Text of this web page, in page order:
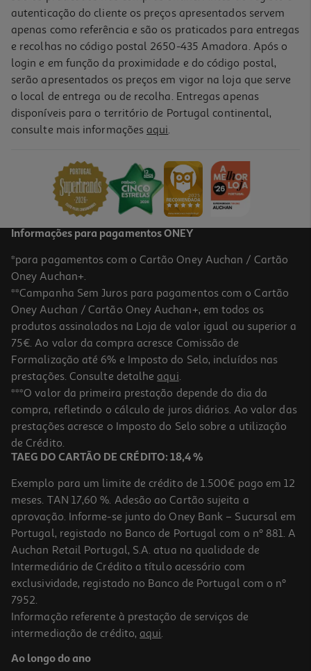
Refrigerante S/gás Auchan Ananás 1.5l
+0,10 € Depósito
-20%
Refrigerante S/ Gás Frutis Laranja 1.5l (sdr)
1.06 €/Lt
Price reduced from
1,99 €to
1,59 €
Promoção
-32%
Refrigerantes Sem Gás B! Maça 1.5l (sdr)
0.86 €/Lt
autenticação do cliente os preços apresentados servem
apenas como referência e são os praticados para entregas
e recolhas no código postal 2650-435 Amadora. Após o
login e em função da proximidade e do código postal,
serão apresentados os preços em vigor na loja que serve
o local de entrega ou de recolha. Entregas apenas
disponíveis para o território de Portugal continental,
consulte mais informações aqui.
Informações para pagamentos ONEY
*para pagamentos com o Cartão Oney Auchan / Cartão
Oney Auchan+.
**Campanha Sem Juros para pagamentos com o Cartão
Oney Auchan / Cartão Oney Auchan+, em todos os
produtos assinalados na Loja de valor igual ou superior a
75€. Ao valor da compra acresce Comissão de
Formalização até 6% e Imposto do Selo, incluídos nas
prestações. Consulte detalhe aqui.
***O valor da primeira prestação depende do dia da
compra, refletindo o cálculo de juros diários. Ao valor das
prestações acresce o Imposto do Selo sobre a utilização
de Crédito.
TAEG DO CARTÃO DE CRÉDITO: 18,4 %
Exemplo para um limite de crédito de 1.500€ pago em 12
meses. TAN 17,60 %. Adesão ao Cartão sujeita a
aprovação. Informe-se junto do Oney Bank – Sucursal em
Portugal, registado no Banco de Portugal com o nº 881. A
Auchan Retail Portugal, S.A. atua na qualidade de
Intermediário de Crédito a título acessório com
exclusividade, registado no Banco de Portugal com o nº
7952.
Informação referente à prestação de serviços de
intermediação de crédito, aqui.
Ao longo do ano